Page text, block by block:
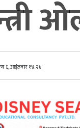
६, आईतवार १४:२४